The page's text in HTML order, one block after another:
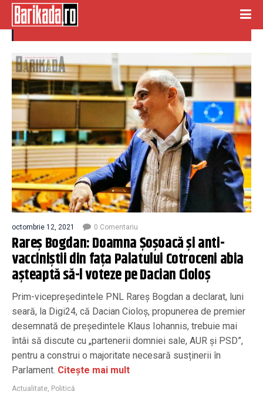
dacian ciolos premier
octombrie 12, 2021 0 Comentariu
Rareș Bogdan: Doamna Şoşoacă şi anti-
vacciniştii din faţa Palatului Cotroceni abia
aşteaptă să-l voteze pe Dacian Cioloș
Prim-vicepreședintele PNL Rareș Bogdan a declarat, luni
seară, la Digi24, că Dacian Cioloș, propunerea de premier
desemnată de președintele Klaus Iohannis, trebuie mai
întâi să discute cu „partenerii domniei sale, AUR şi PSD”,
pentru a construi o majoritate necesară susținerii în
Parlament. Citește mai mult
Actualitate, Politică